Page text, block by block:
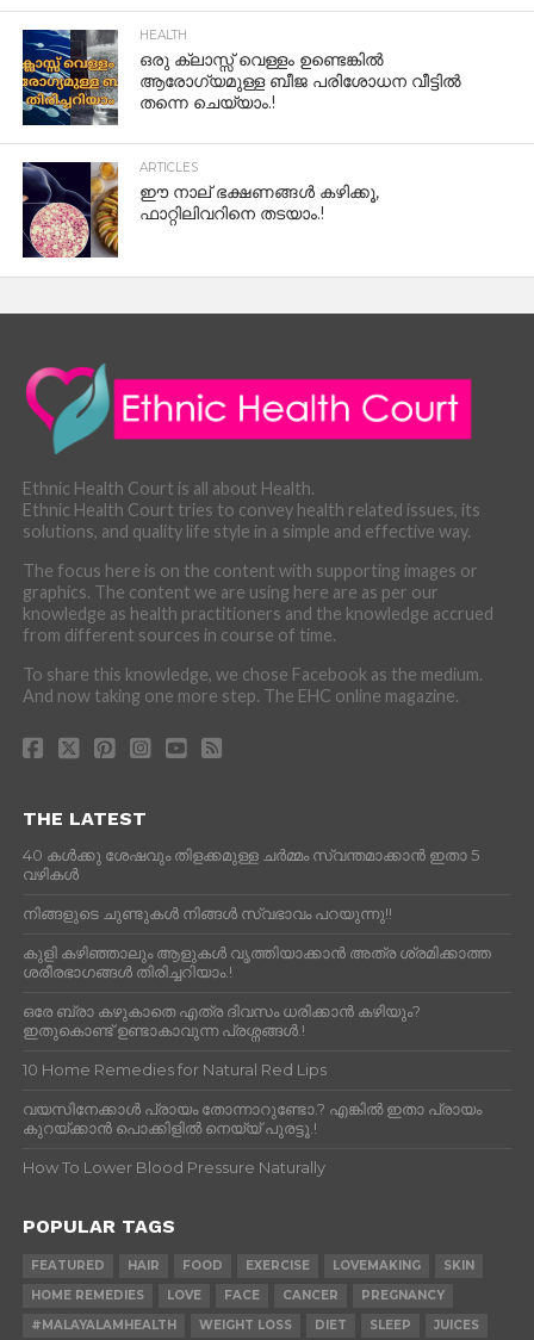
HEALTH
ഒരു ക്ലാസ്സ് വെള്ളം ഉണ്ടെങ്കിൽ
ആരോഗ്യമുള്ള ബീജ പരിശോധന വീട്ടിൽ
തന്നെ ചെയ്യാം.!
ARTICLES
ഈ നാല് ഭക്ഷണങ്ങൾ കഴിക്കൂ,
ഫാറ്റിലിവറിനെ തടയാം.!
Ethnic Health Court is all about Health.
Ethnic Health Court tries to convey health related issues, its
solutions, and quality life style in a simple and effective way.
The focus here is on the content with supporting images or
graphics. The content we are using here are as per our
knowledge as health practitioners and the knowledge accrued
from different sources in course of time.
To share this knowledge, we chose Facebook as the medium.
And now taking one more step. The EHC online magazine.
THE LATEST
40 കൾക്കു ശേഷവും തിളക്കമുള്ള ചർമ്മം സ്വന്തമാക്കാൻ ഇതാ 5
വഴികൾ
നിങ്ങളുടെ ചുണ്ടുകൾ നിങ്ങൾ സ്വഭാവം പറയുന്നു!!
കുളി കഴിഞ്ഞാലും ആളുകള്‍ വൃത്തിയാക്കാന്‍ അത്ര ശ്രമിക്കാത്ത
ശരീരഭാഗങ്ങള്‍ തിരിച്ചറിയാം.!
ഒരേ ബ്രാ കഴുകാതെ എത്ര ദിവസം ധരിക്കാൻ കഴിയും?
ഇതുകൊണ്ട് ഉണ്ടാകാവുന്ന പ്രശ്നങ്ങൾ.!
10 Home Remedies for Natural Red Lips
വയസിനേക്കാൾ പ്രായം തോന്നാറുണ്ടോ.? എങ്കിൽ ഇതാ പ്രായം
കുറയ്ക്കാന്‍ പൊക്കിളില്‍ നെയ്യ് പുരട്ടൂ.!
How To Lower Blood Pressure Naturally
POPULAR TAGS
FEATURED HAIR FOOD EXERCISE LOVEMAKING
SKIN
HOME REMEDIES
LOVE FACE CANCER
PREGNANCY
#MALAYALAMHEALTH
WEIGHT LOSS DIET SLEEP JUICES